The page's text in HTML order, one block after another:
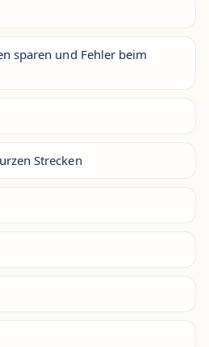
sparen und Fehler beim
Strecken